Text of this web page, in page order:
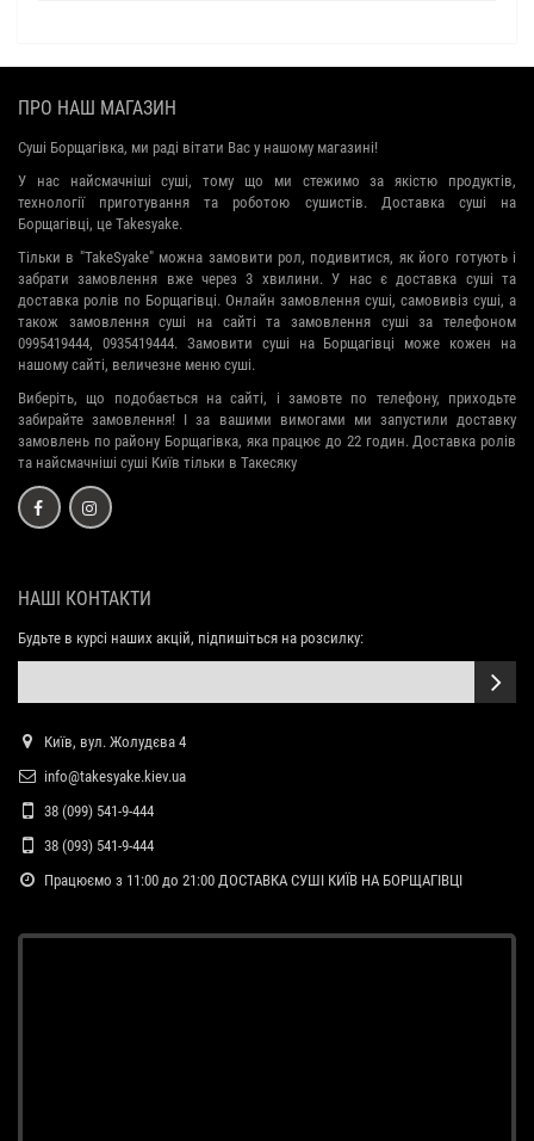
ПРО НАШ МАГАЗИН
Суші Борщагівка, ми раді вітати Вас у нашому магазині!
У нас найсмачніші суші, тому що ми стежимо за якістю продуктів,
технології приготування та роботою сушистів. Доставка суші на
Борщагівці, це Takesyake.
Тільки в "TakeSyake" можна замовити рол, подивитися, як його готують і
забрати замовлення вже через 3 хвилини. У нас є доставка суші та
доставка ролів по Борщагівці. Онлайн замовлення суші, самовивіз суші, а
також замовлення суші на сайті та замовлення суші за телефоном
0995419444, 0935419444. Замовити суші на Борщагівці може кожен на
нашому сайті, величезне меню суші.
Виберіть, що подобається на сайті, і замовте по телефону, приходьте
забирайте замовлення! І за вашими вимогами ми запустили доставку
замовлень по району Борщагівка, яка працює до 22 годин. Доставка ролів
та найсмачніші суші Київ тільки в Такесяку
НАШІ КОНТАКТИ
Будьте в курсі наших акцій, підпишіться на розсилку:
Київ, вул. Жолудєва 4
info@takesyake.kiev.ua
38 (099) 541-9-444
38 (093) 541-9-444
Працюємо з 11:00 до 21:00 ДОСТАВКА СУШІ КИЇВ НА БОРЩАГІВЦІ